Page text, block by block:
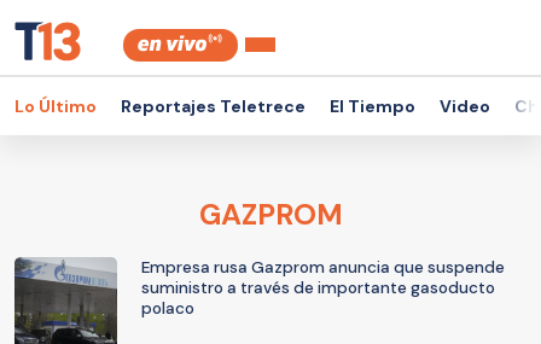
Lo Último Reportajes Teletrece El Tiempo Video
GAZPROM
Empresa rusa Gazprom anuncia que suspende
suministro a través de importante gasoducto
polaco